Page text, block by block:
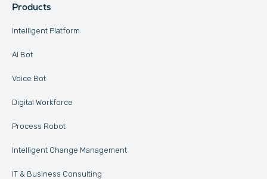
Products
Intelligent Platform
AI Bot
Voice Bot
Digital Workforce
Process Robot
Intelligent Change Management
IT & Business Consulting